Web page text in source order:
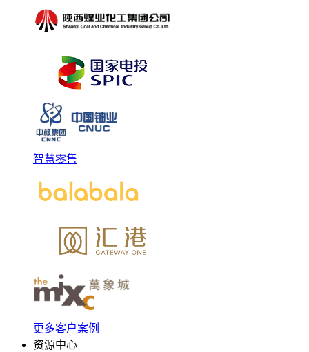
智慧零售
更多客户案例
资源中心